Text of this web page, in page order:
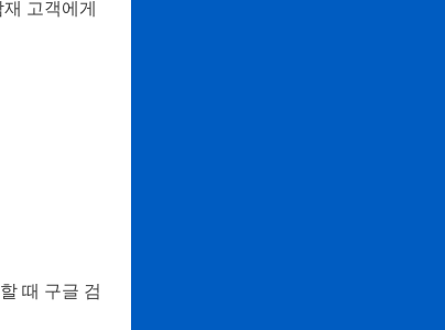
고객에게
때 구글 검